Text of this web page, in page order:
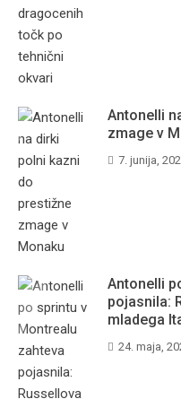
Antonelli
zmage v
7. junija,
Antonelli
pojasnila:
mladega
24. maja,